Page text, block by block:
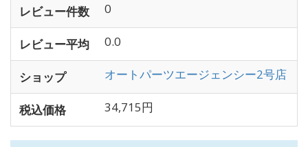
レビュー件数 0
レビュー平均 0.0
ショップ オートパーツエージェンシー2号店
税込価格 34,715円